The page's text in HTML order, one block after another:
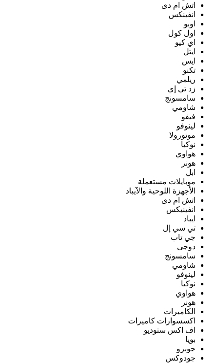
اتش ام دى
انفينكس
اوبو
اول كول
اي كيو
ايتل
ايس
تكنو
ريلمي
زد تي إي
سامسونج
شاومي
فيفو
لينوفو
موتورولا
نوكيا
هواوي
هونر
ابل
موبايلات مستعملة
الأجهزة اللوحية والآيباد
اتش ام دى
انفينيكس
ايباد
تي سي إل
جي تاب
دوجى
سامسونج
شاومي
لينوفو
نوكيا
هواوي
هونر
الكاميرات
اكسسوارات كاميرات
اف اكس ستوديو
بويا
جوبرو
جودوكس